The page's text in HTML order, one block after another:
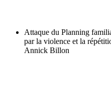
Attaque du Planning
par la violence et la
Annick Billon